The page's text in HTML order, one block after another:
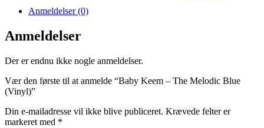
Anmeldelser (0)
Anmeldelser
Der er endnu ikke nogle anmeldelser.
Vær den første til at anmelde “Baby Keem – The Melodic Blue
(Vinyl)”
Din e-mailadresse vil ikke blive publiceret. Krævede felter er
markeret med *